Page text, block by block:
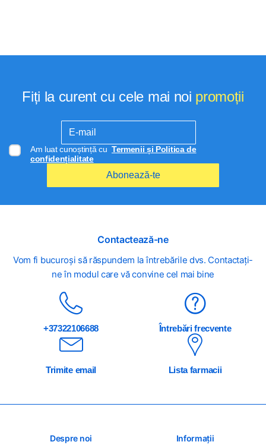
Fiți la curent cu cele mai noi promoții
Am luat cunoștință cu Termenii și Politica de
confidențialitate
Abonează-te
Contactează-ne
Vom fi bucuroși să răspundem la întrebările dvs. Contactați-
ne în modul care vă convine cel mai bine
+37322106688 Întrebări frecvente
Trimite email Lista farmacii
Despre noi Informații